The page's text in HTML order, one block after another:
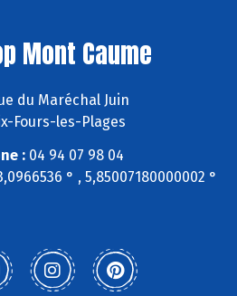
Mont Caume
du Maréchal Juin
Fours-les-Plages
: 04 94 07 98 04
° , 5,85007180000002 °